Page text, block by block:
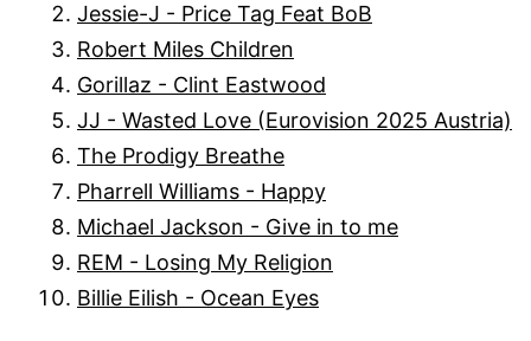
Jessie-J - Price Tag Feat BoB
Robert Miles Children
Gorillaz - Clint Eastwood
JJ - Wasted Love (Eurovision 2025 Austria)
The Prodigy Breathe
Pharrell Williams - Happy
Michael Jackson - Give in to me
REM - Losing My Religion
Billie Eilish - Ocean Eyes